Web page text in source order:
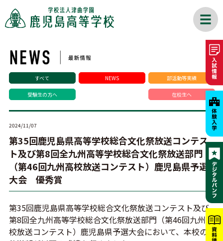
すべて NEWS 部活動等実績
受験生の方へ 在校生へ
2024/11/07
第35回鹿児島県高等学校総合文化祭放送コンテス
ト及び第8回全九州高等学校総合文化祭放送部門
（第46回九州高校放送コンテスト）鹿児島県予選
大会 優秀賞
第35回鹿児島県高等学校総合文化祭放送コンテスト及び
第8回全九州高等学校総合文化祭放送部門（第46回九州高
校放送コンテスト）鹿児島県予選大会において、本校の